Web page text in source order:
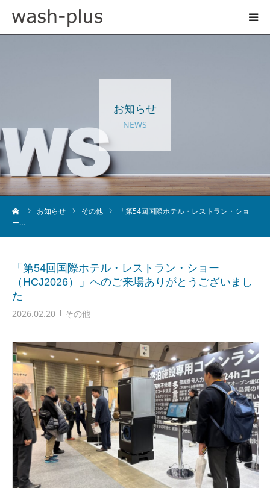
お知らせ
NEWS
お知らせ その他
「第54回国際ホテル・レストラン・ショ
ー…
「第54回国際ホテル・レストラン・ショー
（HCJ2026）」へのご来場ありがとうございまし
た
2026.02.20 その他
お知らせ
採用情報